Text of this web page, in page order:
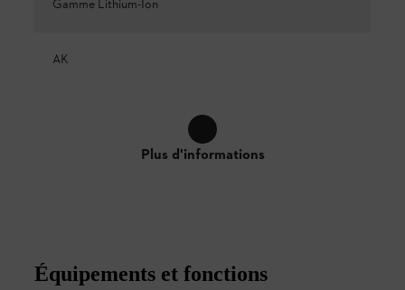
Gamme Lithium-Ion
AK
Plus d'informations
Équipements et fonctions